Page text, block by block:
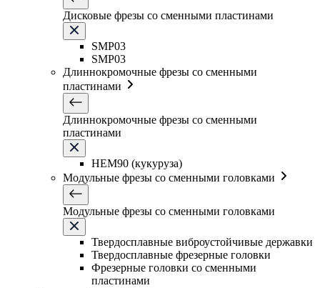
Дисковые фрезы со сменными пластинами
SMP03
SMP03
Длиннокромочные фрезы со сменными
пластинами
Длиннокромочные фрезы со сменными
пластинами
HEM90 (кукуруза)
Модульные фрезы со сменными головками
Модульные фрезы со сменными головками
Твердосплавные виброустойчивые державки
Твердосплавные фрезерные головки
Фрезерные головки со сменными
пластинами